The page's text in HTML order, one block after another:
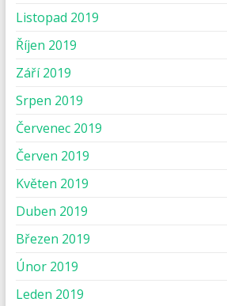
Listopad 2019
Říjen 2019
Září 2019
Srpen 2019
Červenec 2019
Červen 2019
Květen 2019
Duben 2019
Březen 2019
Únor 2019
Leden 2019